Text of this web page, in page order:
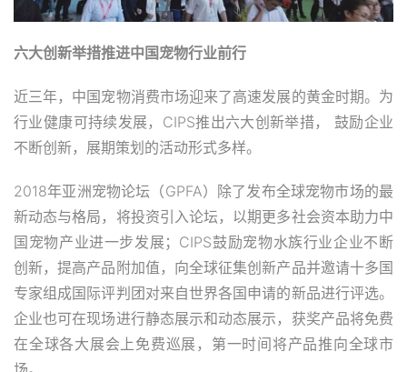
六大创新举措推进中国宠物行业前行
近三年，中国宠物消费市场迎来了高速发展的黄金时期。为
行业健康可持续发展，CIPS推出六大创新举措， 鼓励企业
不断创新，展期策划的活动形式多样。
2018年亚洲宠物论坛（GPFA）除了发布全球宠物市场的最
新动态与格局，将投资引入论坛，以期更多社会资本助力中
国宠物产业进一步发展；CIPS鼓励宠物水族行业企业不断
创新，提高产品附加值，向全球征集创新产品并邀请十多国
专家组成国际评判团对来自世界各国申请的新品进行评选。
企业也可在现场进行静态展示和动态展示，获奖产品将免费
在全球各大展会上免费巡展，第一时间将产品推向全球市